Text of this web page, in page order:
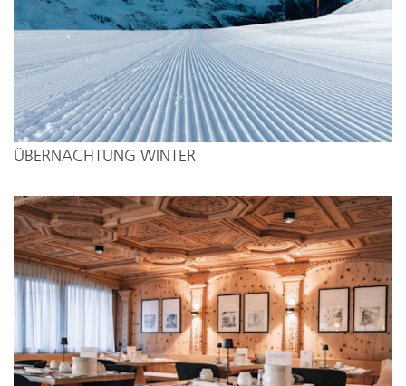
ÜBERNACHTUNG WINTER